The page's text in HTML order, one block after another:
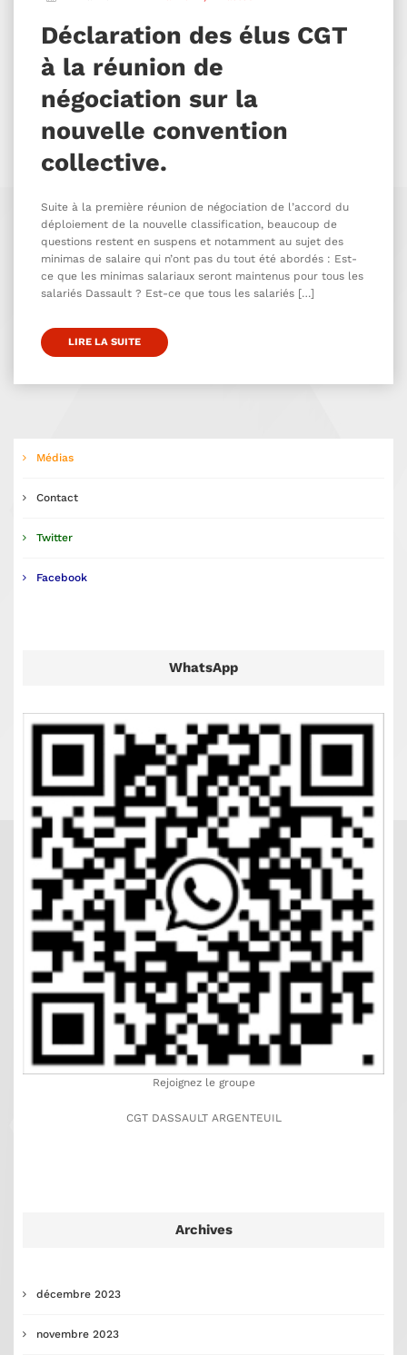
Déclaration des élus CGT
à la réunion de
négociation sur la
nouvelle convention
collective.
Suite à la première réunion de négociation de l’accord du
déploiement de la nouvelle classification, beaucoup de
questions restent en suspens et notamment au sujet des
minimas de salaire qui n’ont pas du tout été abordés : Est-
ce que les minimas salariaux seront maintenus pour tous les
salariés Dassault ? Est-ce que tous les salariés […]
LIRE LA SUITE
Médias
Contact
Twitter
Facebook
WhatsApp
Rejoignez le groupe
CGT DASSAULT ARGENTEUIL
Archives
décembre 2023
novembre 2023